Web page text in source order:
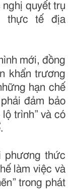
quyết trụ
thực tế địa
mới, đồng
khẩn trương
hạn chế
đảm bảo
trình” và có
phương thức
làm việc và
trong phát